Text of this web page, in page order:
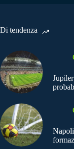
Di tendenza